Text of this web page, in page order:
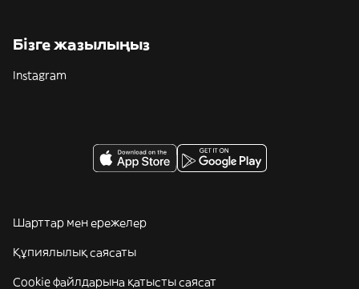
Бізге жазылыңыз
Instagram
Шарттар мен ережелер
Құпиялылық саясаты
Cookie файлдарына қатысты саясат